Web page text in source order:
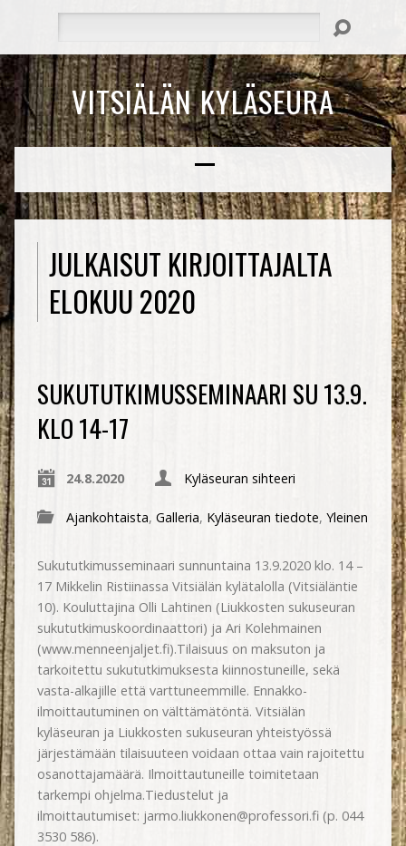
VITSIÄLÄN KYLÄSEURA
JULKAISUT KIRJOITTAJALTA
ELOKUU 2020
SUKUTUTKIMUSSEMINAARI SU 13.9.
KLO 14-17
24.8.2020 Kyläseuran sihteeri
Ajankohtaista, Galleria, Kyläseuran tiedote, Yleinen
Sukututkimusseminaari sunnuntaina 13.9.2020 klo. 14 –
17 Mikkelin Ristiinassa Vitsiälän kylätalolla (Vitsiäläntie
10). Kouluttajina Olli Lahtinen (Liukkosten sukuseuran
sukututkimuskoordinaattori) ja Ari Kolehmainen
(www.menneenjaljet.fi).Tilaisuus on maksuton ja
tarkoitettu sukututkimuksesta kiinnostuneille, sekä
vasta-alkajille että varttuneemmille. Ennakko-
ilmoittautuminen on välttämätöntä. Vitsiälän
kyläseuran ja Liukkosten sukuseuran yhteistyössä
järjestämään tilaisuuteen voidaan ottaa vain rajoitettu
osanottajamäärä. Ilmoittautuneille toimitetaan
tarkempi ohjelma.Tiedustelut ja
ilmoittautumiset: jarmo.liukkonen@professori.fi (p. 044
3530 586).